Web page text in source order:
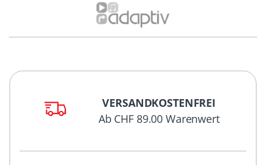
VERSANDKOSTENFREI
Ab CHF 89.00 Warenwert